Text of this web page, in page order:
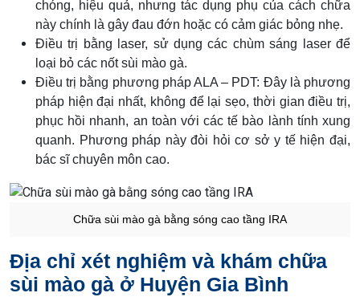
chóng, hiệu quả, nhưng tác dụng phụ của cách chữa
này chính là gây đau đớn hoặc có cảm giác bỏng nhẹ.
Điều trị bằng laser, sử dụng các chùm sáng laser để
loại bỏ các nốt sùi mào gà.
Điều trị bằng phương pháp ALA – PDT: Đây là phương
pháp hiện đại nhất, không để lại sẹo, thời gian điều trị,
phục hồi nhanh, an toàn với các tế bào lành tính xung
quanh. Phương pháp này đòi hỏi cơ sở y tế hiện đại,
bác sĩ chuyên môn cao.
Chữa sùi mào gà bằng sóng cao tầng IRA
Địa chỉ xét nghiệm và khám chữa
sùi mào gà ở Huyện Gia Bình